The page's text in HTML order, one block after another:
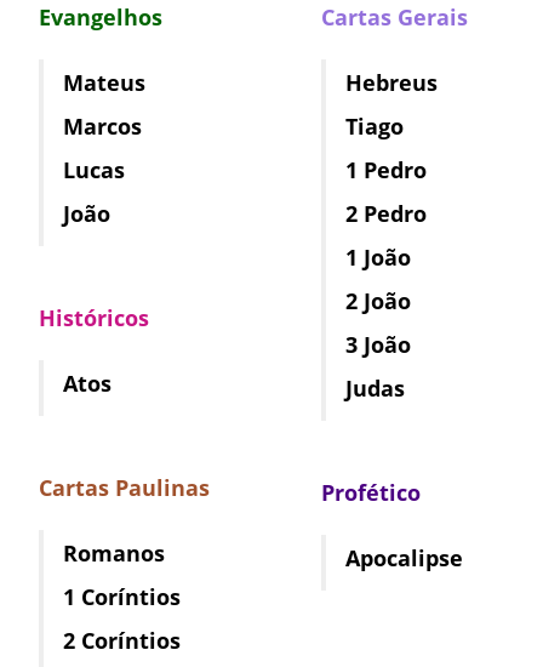
Evangelhos
Mateus
Marcos
Lucas
João
Históricos
Atos
Cartas Paulinas
Romanos
1 Coríntios
2 Coríntios
Cartas Gerais
Hebreus
Tiago
1 Pedro
2 Pedro
1 João
2 João
3 João
Judas
Profético
Apocalipse